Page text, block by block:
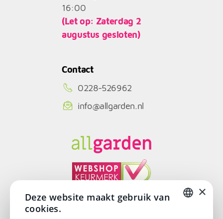
16:00
(Let op: Zaterdag 2
augustus gesloten)
Contact
0228-526962
info@allgarden.nl
×
Deze website maakt gebruik van
cookies.